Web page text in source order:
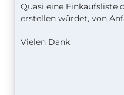
Quasi eine
erstellen würdet, von
Vielen Dank